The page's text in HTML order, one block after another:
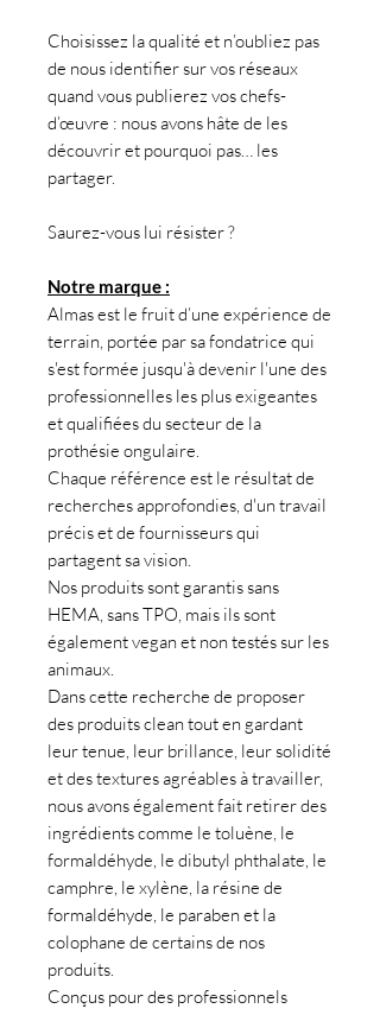
Choisissez la qualité et n’oubliez pas
de nous identifier sur vos réseaux
quand vous publierez vos chefs-
d’œuvre : nous avons hâte de les
découvrir et pourquoi pas… les
partager.
Saurez-vous lui résister ?
Notre marque :
Almas est le fruit d’une expérience de
terrain, portée par sa fondatrice qui
s'est formée jusqu'à devenir l'une des
professionnelles les plus exigeantes
et qualifiées du secteur de la
prothésie ongulaire.
Chaque référence est le résultat de
recherches approfondies, d'un travail
précis et de fournisseurs qui
partagent sa vision.
Nos produits sont garantis sans
HEMA, sans TPO, mais ils sont
également vegan et non testés sur les
animaux.
Dans cette recherche de proposer
des produits clean tout en gardant
leur tenue, leur brillance, leur solidité
et des textures agréables à travailler,
nous avons également fait retirer des
ingrédients comme le toluène, le
formaldéhyde, le dibutyl phthalate, le
camphre, le xylène, la résine de
formaldéhyde, le paraben et la
colophane de certains de nos
produits.
Conçus pour des professionnels